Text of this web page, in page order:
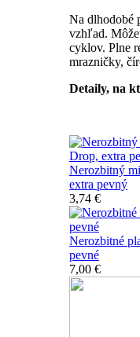
Na dlhodobé
vzhľad.
cyklov. Plne
mrazničky,
Detaily, na
Nerozbitný
extra pevný
3,74 €
Nerozbitné
pevné
7,00 €